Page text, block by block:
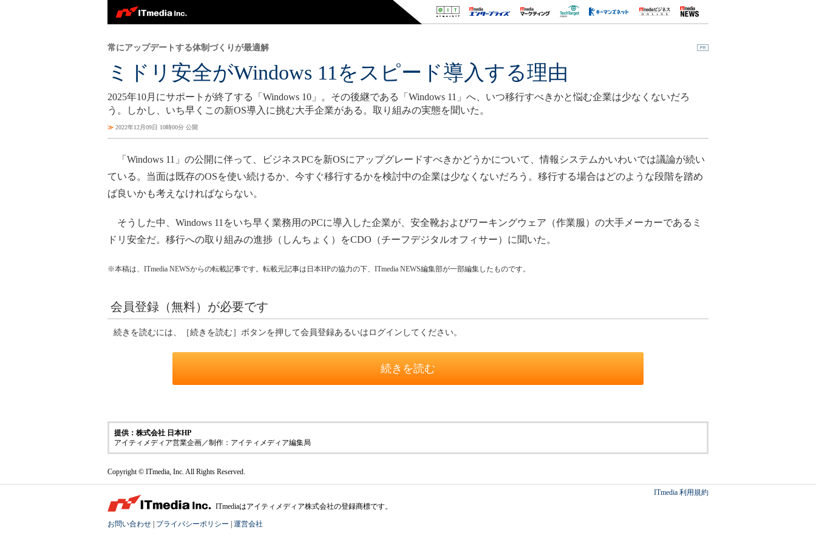
ミドリ安全がWindows 11をスピード導入する理由
常にアップデートする体制づくりが最適解
2025年10月にサポートが終了する「Windows 10」。その後継である「Windows 11」へ、いつ移行すべきかと悩む企業は少なくないだろ
う。しかし、いち早くこの新OS導入に挑む大手企業がある。取り組みの実態を聞いた。
≫ 2022年12月09日 10時00分 公開
「Windows 11」の公開に伴って、ビジネスPCを新OSにアップグレードすべきかどうかについて、情報システムかいわいでは議論が続い
ている。当面は既存のOSを使い続けるか、今すぐ移行するかを検討中の企業は少なくないだろう。移行する場合はどのような段階を踏め
ば良いかも考えなければならない。
そうした中、Windows 11をいち早く業務用のPCに導入した企業が、安全靴およびワーキングウェア（作業服）の大手メーカーであるミ
ドリ安全だ。移行への取り組みの進捗（しんちょく）をCDO（チーフデジタルオフィサー）に聞いた。
※本稿は、ITmedia NEWSからの転載記事です。転載元記事は日本HPの協力の下、ITmedia NEWS編集部が一部編集したものです。
会員登録（無料）が必要です
続きを読むには、［続きを読む］ボタンを押して会員登録あるいはログインしてください。
続きを読む
提供：株式会社 日本HP
アイティメディア営業企画／制作：アイティメディア編集局
Copyright © ITmedia, Inc. All Rights Reserved.
ITmedia 利用規約
ITmediaはアイティメディア株式会社の登録商標です。
お問い合わせ プライバシーポリシー 運営会社